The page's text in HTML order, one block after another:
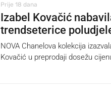
Prije 18 dana
Izabel Kovačić
trendseterice
NOVA Chanelova kolekcija
Kovačić u preprodaji dosežu